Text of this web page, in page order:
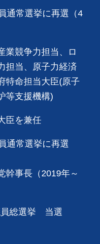
通常選挙に再選（4
業競争力担当、ロ
担当、原子力経済
特命担当大臣(原子
等支援機構)
臣を兼任
通常選挙に再選
幹事長（2019年～
員総選挙 当選